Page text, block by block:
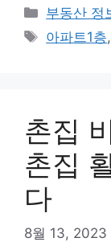
카
테
고
부동산 정
태
아파트1층,
촌집
촌집
다
8월 13, 2023